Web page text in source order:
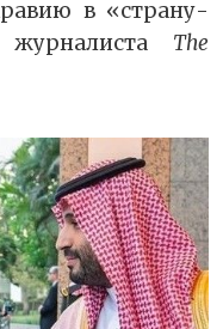
в «страну-
журналиста The